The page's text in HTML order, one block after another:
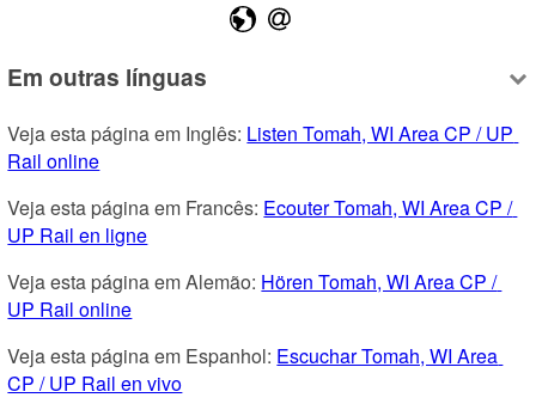
Em outras línguas
Veja esta página em Inglês: Listen Tomah, WI Area CP / UP
Rail online
Veja esta página em Francês: Ecouter Tomah, WI Area CP /
UP Rail en ligne
Veja esta página em Alemão: Hören Tomah, WI Area CP /
UP Rail online
Veja esta página em Espanhol: Escuchar Tomah, WI Area
CP / UP Rail en vivo